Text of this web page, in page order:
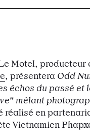
Motel, producteur
, présentera Odd
échos du passé et
mêlant
réalisé en
Vietnamien